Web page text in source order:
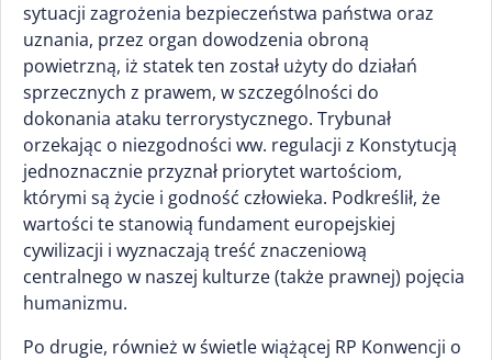
sytuacji zagrożenia bezpieczeństwa państwa oraz
uznania, przez organ dowodzenia obroną
powietrzną, iż statek ten został użyty do działań
sprzecznych z prawem, w szczególności do
dokonania ataku terrorystycznego. Trybunał
orzekając o niezgodności ww. regulacji z Konstytucją
jednoznacznie przyznał priorytet wartościom,
którymi są życie i godność człowieka. Podkreślił, że
wartości te stanowią fundament europejskiej
cywilizacji i wyznaczają treść znaczeniową
centralnego w naszej kulturze (także prawnej) pojęcia
humanizmu.
Po drugie, również w świetle wiążącej RP Konwencji o